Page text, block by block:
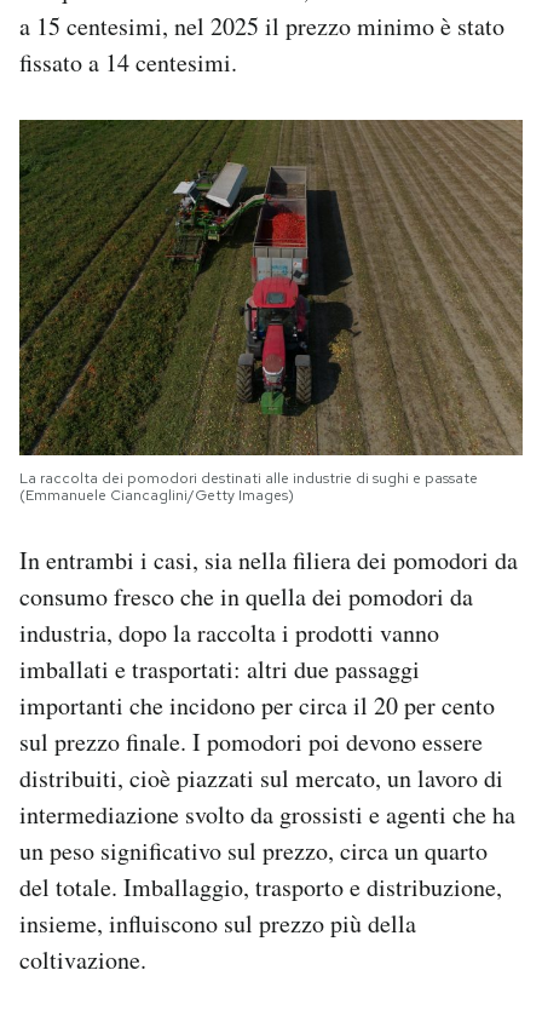
a 15 centesimi, nel 2025 il prezzo minimo è stato
fissato a 14 centesimi.
La raccolta dei pomodori destinati alle industrie di sughi e passate
(Emmanuele Ciancaglini/Getty Images)
In entrambi i casi, sia nella filiera dei pomodori da
consumo fresco che in quella dei pomodori da
industria, dopo la raccolta i prodotti vanno
imballati e trasportati: altri due passaggi
importanti che incidono per circa il 20 per cento
sul prezzo finale. I pomodori poi devono essere
distribuiti, cioè piazzati sul mercato, un lavoro di
intermediazione svolto da grossisti e agenti che ha
un peso significativo sul prezzo, circa un quarto
del totale. Imballaggio, trasporto e distribuzione,
insieme, influiscono sul prezzo più della
coltivazione.